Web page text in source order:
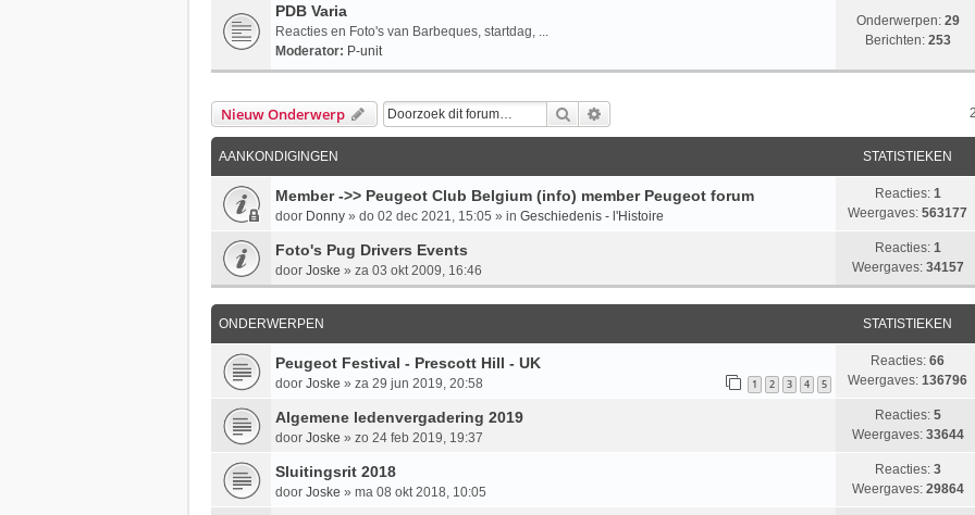
PDB Varia
Reacties en Foto's van Barbeques, startdag, ...
Moderator: P-unit
Onderwerpen: 29
Berichten: 253
Nieuw Onderwerp Zoek
AANKONDIGINGEN STATISTIEKEN
Member ->> Peugeot Club Belgium (info) member Peugeot forum
door Donny » do 02 dec 2021, 15:05 » in Geschiedenis - l'Histoire
Reacties: 1
Weergaves: 563177
Foto's Pug Drivers Events
door Joske » za 03 okt 2009, 16:46
Reacties: 1
Weergaves: 34157
ONDERWERPEN STATISTIEKEN
Peugeot Festival - Prescott Hill - UK
door Joske » za 29 jun 2019, 20:58 1 2 3 4 5
Reacties: 66
Weergaves: 136796
Algemene ledenvergadering 2019
door Joske » zo 24 feb 2019, 19:37
Reacties: 5
Weergaves: 33644
Sluitingsrit 2018
door Joske » ma 08 okt 2018, 10:05
Reacties: 3
Weergaves: 29864